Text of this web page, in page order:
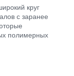
круг
с заранее
полимерных